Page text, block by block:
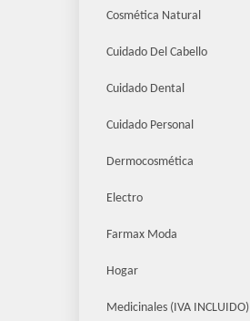
Cosmética Natural
Cuidado Del Cabello
Cuidado Dental
Cuidado Personal
Dermocosmética
Electro
Farmax Moda
Hogar
Medicinales (IVA INCLUIDO)